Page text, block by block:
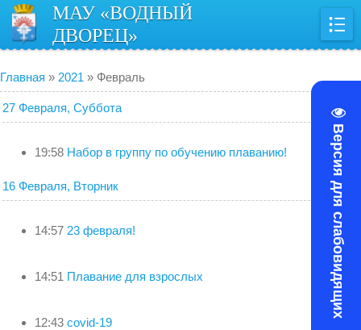
Версия для слабовидящих
МАУ «ВОДНЫЙ
ДВОРЕЦ»
Главная » 2021 » Февраль
27 Февраля, Суббота
19:58 Набор в группу по обучению плаванию!
16 Февраля, Вторник
14:57 23 февраля!
14:51 Плавание для взрослых
12:43 covid-19